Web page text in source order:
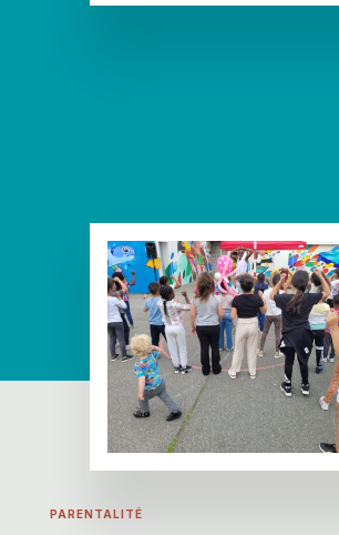
PARENTALITÉ